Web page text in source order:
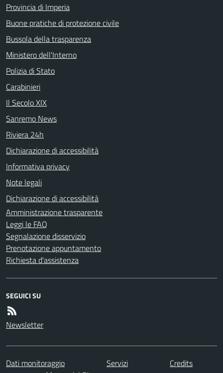
Provincia di Imperia
Buone pratiche di protezione civile
Bussola della trasparenza
Ministero dell'Interno
Polizia di Stato
Carabinieri
Il Secolo XIX
Sanremo News
Riviera 24h
Dichiarazione di accessibilità
Informativa privacy
Note legali
Dichiarazione di accessibilità
Amministrazione trasparente
Leggi le FAQ
Segnalazione disservizio
Prenotazione appuntamento
Richiesta d'assistenza
SEGUICI SU
Newsletter
Dati monitoraggio Servizi
Credits